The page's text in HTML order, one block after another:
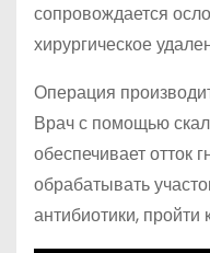
сопровождается
хирургическое
Операция
Врач с помощью
обеспечивает отток
обрабатывать
антибиотики, пройти